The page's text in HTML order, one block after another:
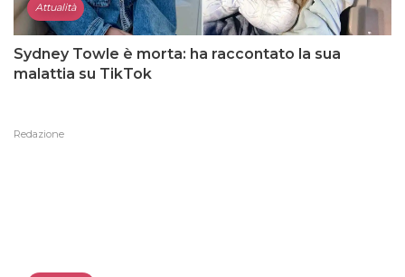
Attualità
Sydney Towle è morta: ha raccontato la sua
malattia su TikTok
Redazione